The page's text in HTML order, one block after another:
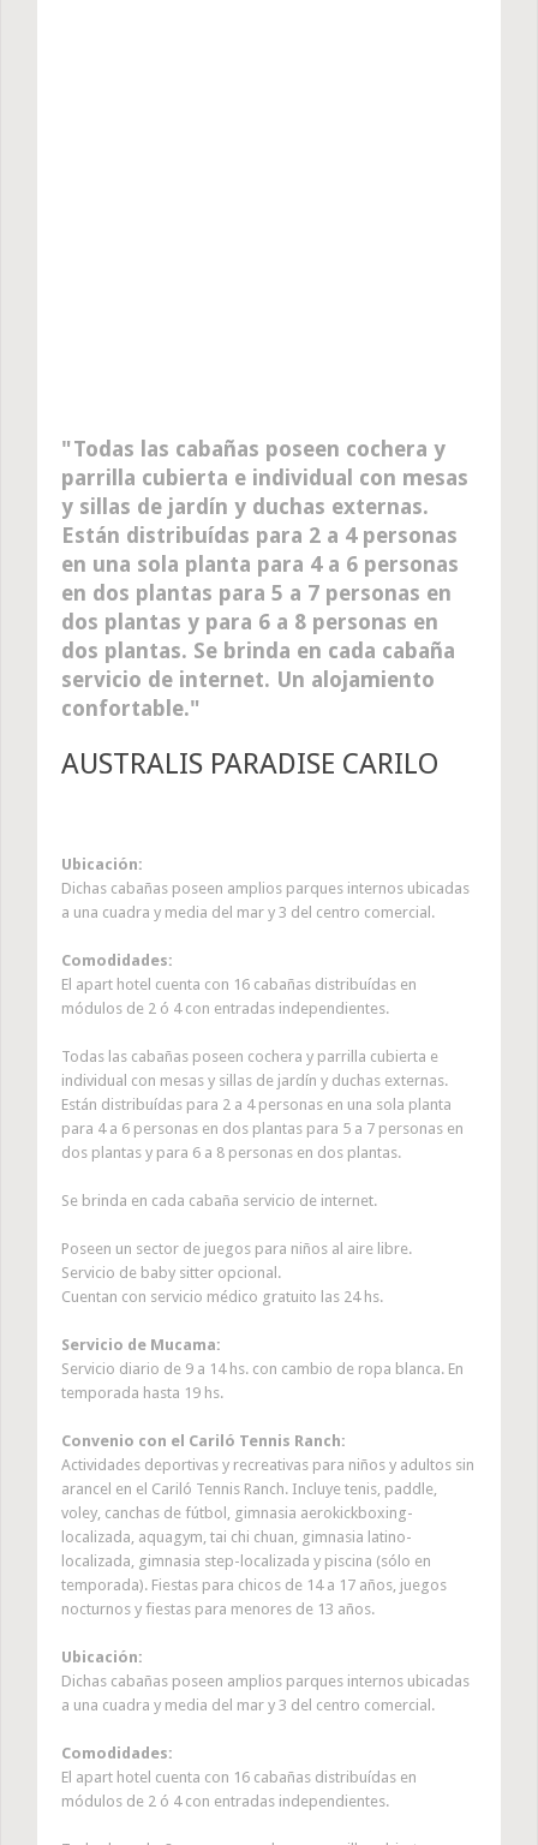
Todas las cabañas poseen cochera y
parrilla cubierta e individual con mesas
y sillas de jardín y duchas externas.
Están distribuídas para 2 a 4 personas
en una sola planta para 4 a 6 personas
en dos plantas para 5 a 7 personas en
dos plantas y para 6 a 8 personas en
dos plantas. Se brinda en cada cabaña
servicio de internet. Un alojamiento
confortable.
AUSTRALIS PARADISE CARILO
Ubicación:
Dichas cabañas poseen amplios parques internos ubicadas
a una cuadra y media del mar y 3 del centro comercial.
Comodidades:
El apart hotel cuenta con 16 cabañas distribuídas en
módulos de 2 ó 4 con entradas independientes.
Todas las cabañas poseen cochera y parrilla cubierta e
individual con mesas y sillas de jardín y duchas externas.
Están distribuídas para 2 a 4 personas en una sola planta
para 4 a 6 personas en dos plantas para 5 a 7 personas en
dos plantas y para 6 a 8 personas en dos plantas.
Se brinda en cada cabaña servicio de internet.
Poseen un sector de juegos para niños al aire libre.
Servicio de baby sitter opcional.
Cuentan con servicio médico gratuito las 24 hs.
Servicio de Mucama:
Servicio diario de 9 a 14 hs. con cambio de ropa blanca. En
temporada hasta 19 hs.
Convenio con el Cariló Tennis Ranch:
Actividades deportivas y recreativas para niños y adultos sin
arancel en el Cariló Tennis Ranch. Incluye tenis, paddle,
voley, canchas de fútbol, gimnasia aerokickboxing-
localizada, aquagym, tai chi chuan, gimnasia latino-
localizada, gimnasia step-localizada y piscina (sólo en
temporada). Fiestas para chicos de 14 a 17 años, juegos
nocturnos y fiestas para menores de 13 años.
Ubicación:
Dichas cabañas poseen amplios parques internos ubicadas
a una cuadra y media del mar y 3 del centro comercial.
Comodidades:
El apart hotel cuenta con 16 cabañas distribuídas en
módulos de 2 ó 4 con entradas independientes.